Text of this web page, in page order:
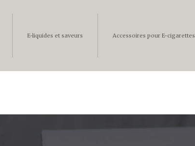
E-liquides et saveurs Accessoires pour E-cigarettes